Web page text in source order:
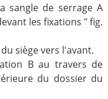
sangle de serrage A
les fixations " fig.
siège vers l'avant.
B au travers de
du dossier du